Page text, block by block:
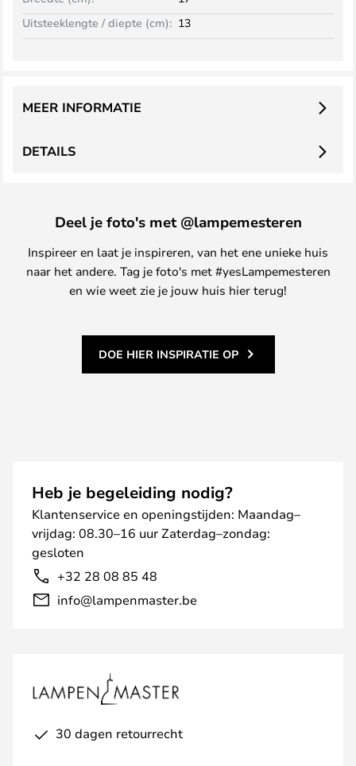
Uitsteeklengte / diepte (cm): 13
DETAILS
MEER INFORMATIE
Deel je foto's met @lampemesteren
Inspireer en laat je inspireren, van het ene unieke huis
naar het andere. Tag je foto's met #yesLampemesteren
en wie weet zie je jouw huis hier terug!
DOE HIER INSPIRATIE OP
Heb je begeleiding nodig?
Klantenservice en openingstijden: Maandag–
vrijdag: 08.30–16 uur Zaterdag–zondag:
gesloten
+32 28 08 85 48
info@lampenmaster.be
30 dagen retourrecht